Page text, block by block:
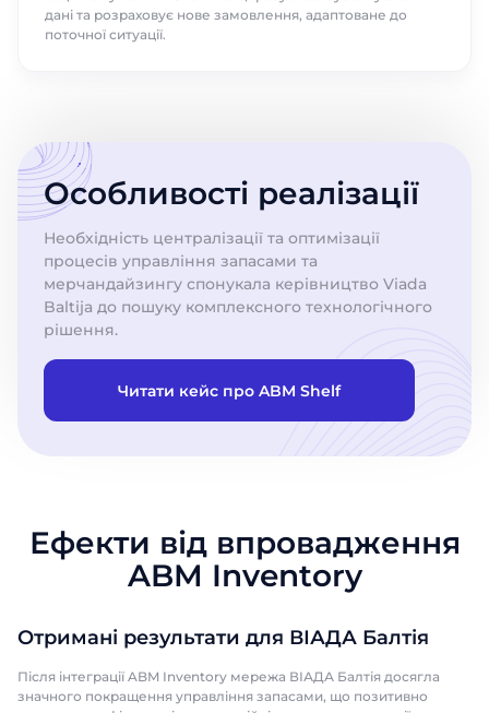
дані та розраховує нове замовлення, адаптоване до
поточної ситуації.
Особливості реалізації
Необхідність централізації та оптимізації
процесів управління запасами та
мерчандайзингу спонукала керівництво Viada
Baltija до пошуку комплексного технологічного
рішення.
Читати кейс про ABM Shelf
Ефекти від впровадження
ABM Inventory
Отримані результати для ВІАДА Балтія
Після інтеграції ABM Inventory мережа ВІАДА Балтія досягла
значного покращення управління запасами, що позитивно